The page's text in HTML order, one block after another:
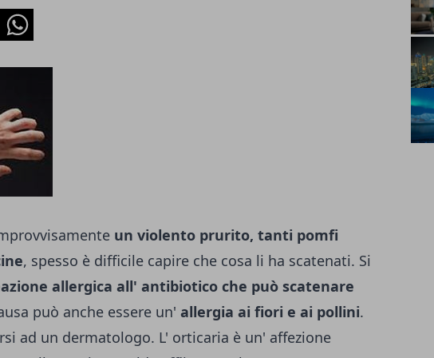
Whatsapp
un violento prurito, tanti pomfi
, spesso è difficile capire che cosa li ha scatenati. Si
allergica all' antibiotico che può scatenare
può anche essere un' allergia ai fiori e ai pollini.
ad un dermatologo. L' orticaria è un' affezione